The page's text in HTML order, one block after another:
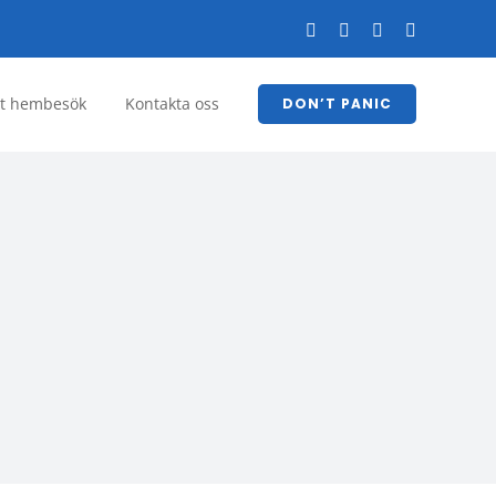
FacebookYouTubeLinkedIn
hembesök Kontakta oss DON’T PANIC